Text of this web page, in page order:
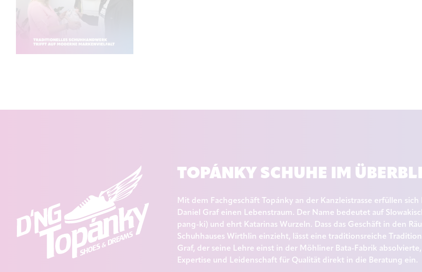
TOPÁNKY SCHUHE IM
Mit dem Fachgeschäft Topánky an der Kanzleistrasse erfüllen
Daniel Graf einen Lebenstraum. Der Name bedeutet auf
pang-ki) und ehrt Katarinas Wurzeln. Dass das Geschäft in den
Schuhhauses Wirthlin einzieht, lässt eine traditionsreiche
Graf, der seine Lehre einst in der Möhliner Bata-Fabrik
Expertise und Leidenschaft für Qualität direkt in die Beratung ein.